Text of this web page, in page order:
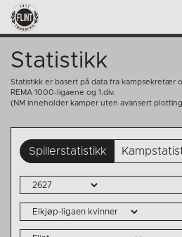
Statistikk
Statistikk er basert på data fra kampsekretær
REMA 1000-ligaene og 1.div.
(NM inneholder kamper uten avansert
Spillerstatistikk